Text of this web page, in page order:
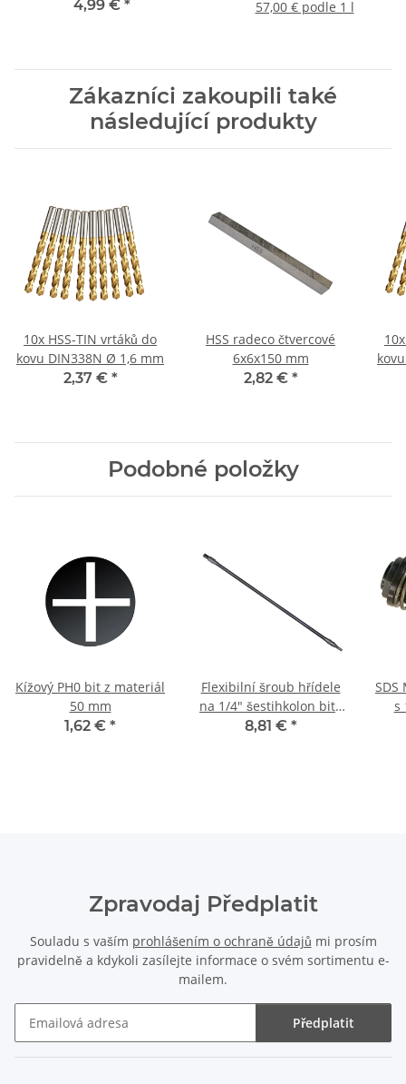
4,99 € *
57,00 € podle 1 l
Zákazníci zakoupili také
následující produkty
10x HSS-TIN vrtáků do
kovu DIN338N Ø 1,6 mm
2,37 € *
HSS radeco čtvercové
6x6x150 mm
2,82 € *
Podobné položky
Kížový PH0 bit z materiál
50 mm
1,62 € *
Flexibilní šroub hřídele
na 1/4" šestihkolon bits
460 mm
8,81 € *
SDS
s
Zpravodaj Předplatit
Souladu s vaším prohlášením o ochraně údajů mi prosím
pravidelně a kdykoli zasílejte informace o svém sortimentu e-
mailem.
Předplatit